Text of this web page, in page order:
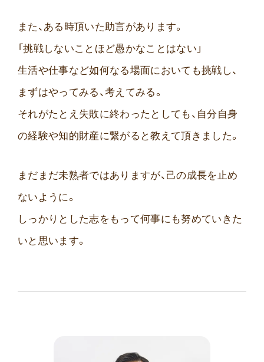
また、ある時頂いた助言があります。
「挑戦しないことほど愚かなことはない」
生活や仕事など如何なる場面においても挑戦し、
まずはやってみる、考えてみる。
それがたとえ失敗に終わったとしても、自分自身
の経験や知的財産に繋がると教えて頂きました。
まだまだ未熟者ではありますが、己の成長を止め
ないように。
しっかりとした志をもって何事にも努めていきた
いと思います。